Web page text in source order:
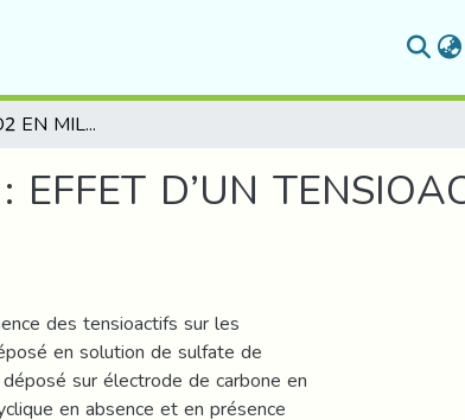
ETUDE DE MnO2 EN MILEU LECLANCHE : EFFET D’UN TENSIOACTIF A BASE DE PHOSPHATE
D’UN
des tensioactifs sur les
en solution de sulfate de
sur électrode de carbone en
en absence et en présence